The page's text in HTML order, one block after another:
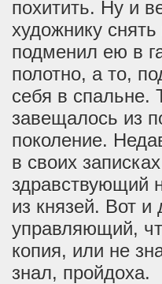
похитить. Ну и
художнику
подменил ею в
полотно, а то,
себя в спальне.
завещалось из
поколение.
в своих
здравствующий
из князей. Вот и
управляющий,
копия, или не
знал, пройдоха.